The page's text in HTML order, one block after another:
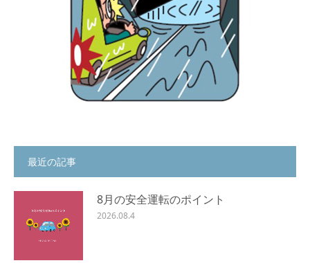
最近の記事
8月の安全運転のポイント
2026.08.4